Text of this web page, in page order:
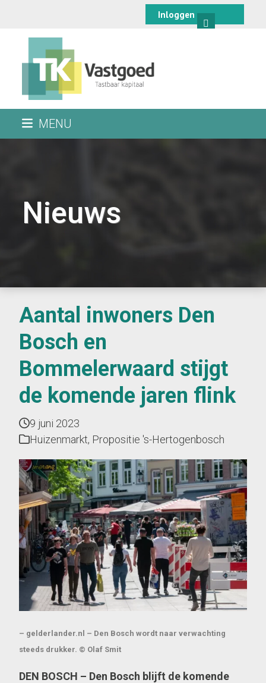
content
Inloggen
MENU
Nieuws
Aantal inwoners Den
Bosch en
Bommelerwaard stijgt
de komende jaren flink
9 juni 2023
Huizenmarkt, Propositie 's-Hertogenbosch
– gelderlander.nl – Den Bosch wordt naar verwachting
steeds drukker. © Olaf Smit
DEN BOSCH – Den Bosch blijft de komende